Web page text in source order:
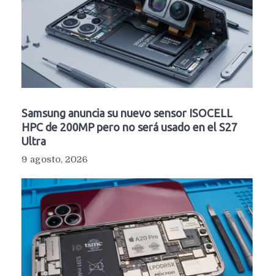
Samsung anuncia su nuevo sensor ISOCELL
HPC de 200MP pero no será usado en el S27
Ultra
9 agosto, 2026